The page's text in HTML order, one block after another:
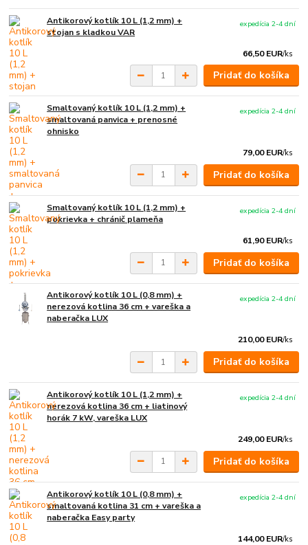
Antikorový kotlík 10 L (1,2 mm) +
stojan s kladkou VAR
66,50 EUR/ks
expedícia 2-4 dní
Pridať do košíka
Smaltovaný kotlík 10 L (1,2 mm) +
smaltovaná panvica + prenosné
ohnisko
79,00 EUR/ks
expedícia 2-4 dní
Pridať do košíka
Smaltovaný kotlík 10 L (1,2 mm) +
pokrievka + chránič plameňa
61,90 EUR/ks
expedícia 2-4 dní
Pridať do košíka
Antikorový kotlík 10 L (0,8 mm) +
nerezová kotlina 36 cm + vareška a
naberačka LUX
210,00 EUR/ks
expedícia 2-4 dní
Pridať do košíka
Antikorový kotlík 10 L (1,2 mm) +
nerezová kotlina 36 cm + liatinový
horák 7 kW, vareška LUX
249,00 EUR/ks
expedícia 2-4 dní
Pridať do košíka
Antikorový kotlík 10 L (0,8 mm) +
smaltovaná kotlina 31 cm + vareška a
naberačka Easy party
144,00 EUR/ks
expedícia 2-4 dní